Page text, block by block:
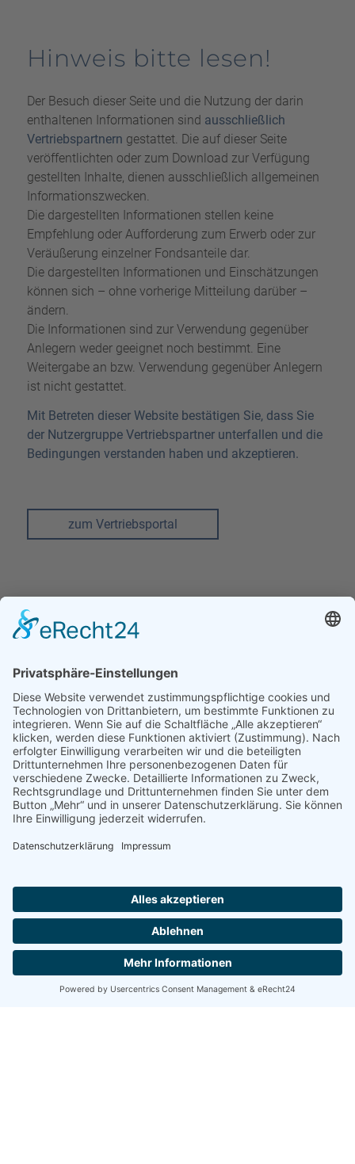
Hinweis bitte lesen!
Der Besuch dieser Seite und die Nutzung der darin
enthaltenen Informationen sind ausschließlich
Vertriebspartnern gestattet. Die auf dieser Seite
veröffentlichten oder zum Download zur Verfügung
gestellten Inhalte, dienen ausschließlich allgemeinen
Informationszwecken.
Die dargestellten Informationen stellen keine
Empfehlung oder Aufforderung zum Erwerb oder zur
Veräußerung einzelner Fondsanteile dar.
Die dargestellten Informationen und Einschätzungen
können sich – ohne vorherige Mitteilung darüber –
ändern.
Die Informationen sind zur Verwendung gegenüber
Anlegern weder geeignet noch bestimmt. Eine
Weitergabe an bzw. Verwendung gegenüber Anlegern
ist nicht gestattet.
Mit Betreten dieser Website bestätigen Sie, dass Sie
der Nutzergruppe Vertriebspartner unterfallen und die
Bedingungen verstanden haben und akzeptieren.
zum Vertriebsportal
Service
Kontakt
Downloads
FAQ
Monatsreport
Produktinformation
Jahresbericht